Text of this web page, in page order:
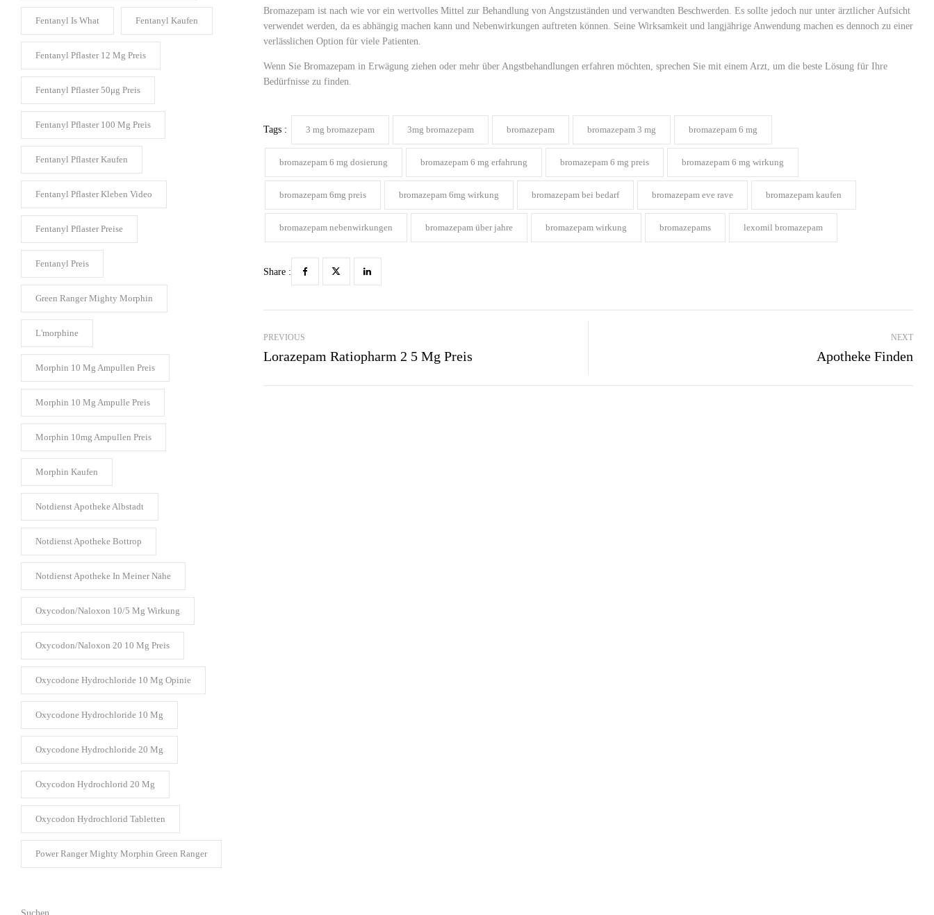
Fentanyl Is What​ Fentanyl Kaufen​
Fentanyl Pflaster 12 Mg Preis​
Fentanyl Pflaster 50μg Preis​
Fentanyl Pflaster 100 Μg Preis​
Fentanyl Pflaster Kaufen​
Fentanyl Pflaster Kleben Video​
Fentanyl Pflaster Preise​
Fentanyl Preis​
Green Ranger Mighty Morphin​
L'morphine​
Morphin 10 Mg Ampullen Preis​
Morphin 10 Mg Ampulle Preis​
Morphin 10mg Ampullen Preis​
Morphin Kaufen​
Notdienst Apotheke Albstadt​
Notdienst Apotheke Bottrop
Notdienst Apotheke In Meiner Nähe​
Oxycodon/naloxon 10/5 Mg Wirkung​
Oxycodon/naloxon 20 10 Mg Preis​
Oxycodone Hydrochloride 10 Mg Opinie​
Oxycodone Hydrochloride 10 Mg​
Oxycodone Hydrochloride 20 Mg​
Oxycodon Hydrochlorid 20 Mg​
Oxycodon Hydrochlorid Tabletten​
Power Ranger Mighty Morphin Green Ranger​
Bromazepam ist nach wie vor ein wertvolles Mittel zur Behandlung von Angstzuständen und verwandten Beschwerden. Es sollte jedoch nur unter ärztlicher Aufsicht
verwendet werden, da es abhängig machen kann und Nebenwirkungen auftreten können. Seine Wirksamkeit und langjährige Anwendung machen es dennoch zu einer
verlässlichen Option für viele Patienten.
Wenn Sie Bromazepam in Erwägung ziehen oder mehr über Angstbehandlungen erfahren möchten, sprechen Sie mit einem Arzt, um die beste Lösung für Ihre
Bedürfnisse zu finden.
Tags : 3 mg bromazepam​ 3mg bromazepam​ bromazepam​ bromazepam 3 mg​ bromazepam 6 mg​
bromazepam 6 mg dosierung​ bromazepam 6 mg erfahrung​ bromazepam 6 mg preis​ bromazepam 6 mg wirkung​
bromazepam 6mg preis​ bromazepam 6mg wirkung​ bromazepam bei bedarf​ bromazepam eve rave​ bromazepam kaufen​
bromazepam nebenwirkungen​ bromazepam über jahre​ bromazepam wirkung​ bromazepams​ lexomil bromazepam​
Share :
PREVIOUS
Lorazepam Ratiopharm 2 5 Mg Preis​
NEXT
Apotheke Finden